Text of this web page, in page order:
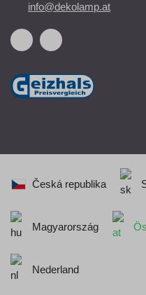
info@dekolamp.at
Česká republika
Magyarország
Nederland